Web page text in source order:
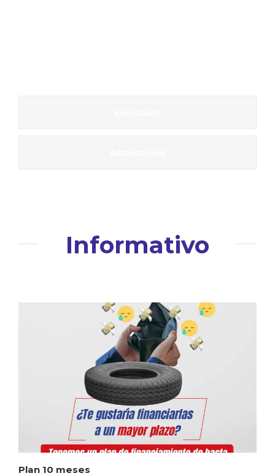
Informativo
Plan 10 meses